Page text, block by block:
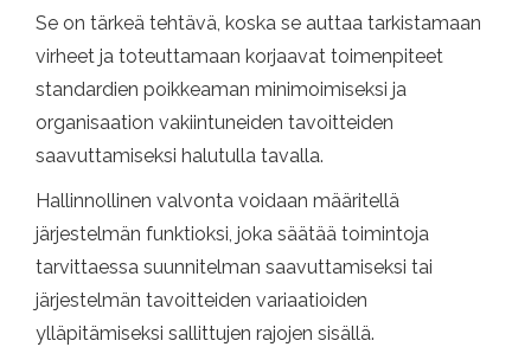
Se on tärkeä tehtävä, koska se auttaa tarkistamaan
virheet ja toteuttamaan korjaavat toimenpiteet
standardien poikkeaman minimoimiseksi ja
organisaation vakiintuneiden tavoitteiden
saavuttamiseksi halutulla tavalla.
Hallinnollinen valvonta voidaan määritellä
järjestelmän funktioksi, joka säätää toimintoja
tarvittaessa suunnitelman saavuttamiseksi tai
järjestelmän tavoitteiden variaatioiden
ylläpitämiseksi sallittujen rajojen sisällä.